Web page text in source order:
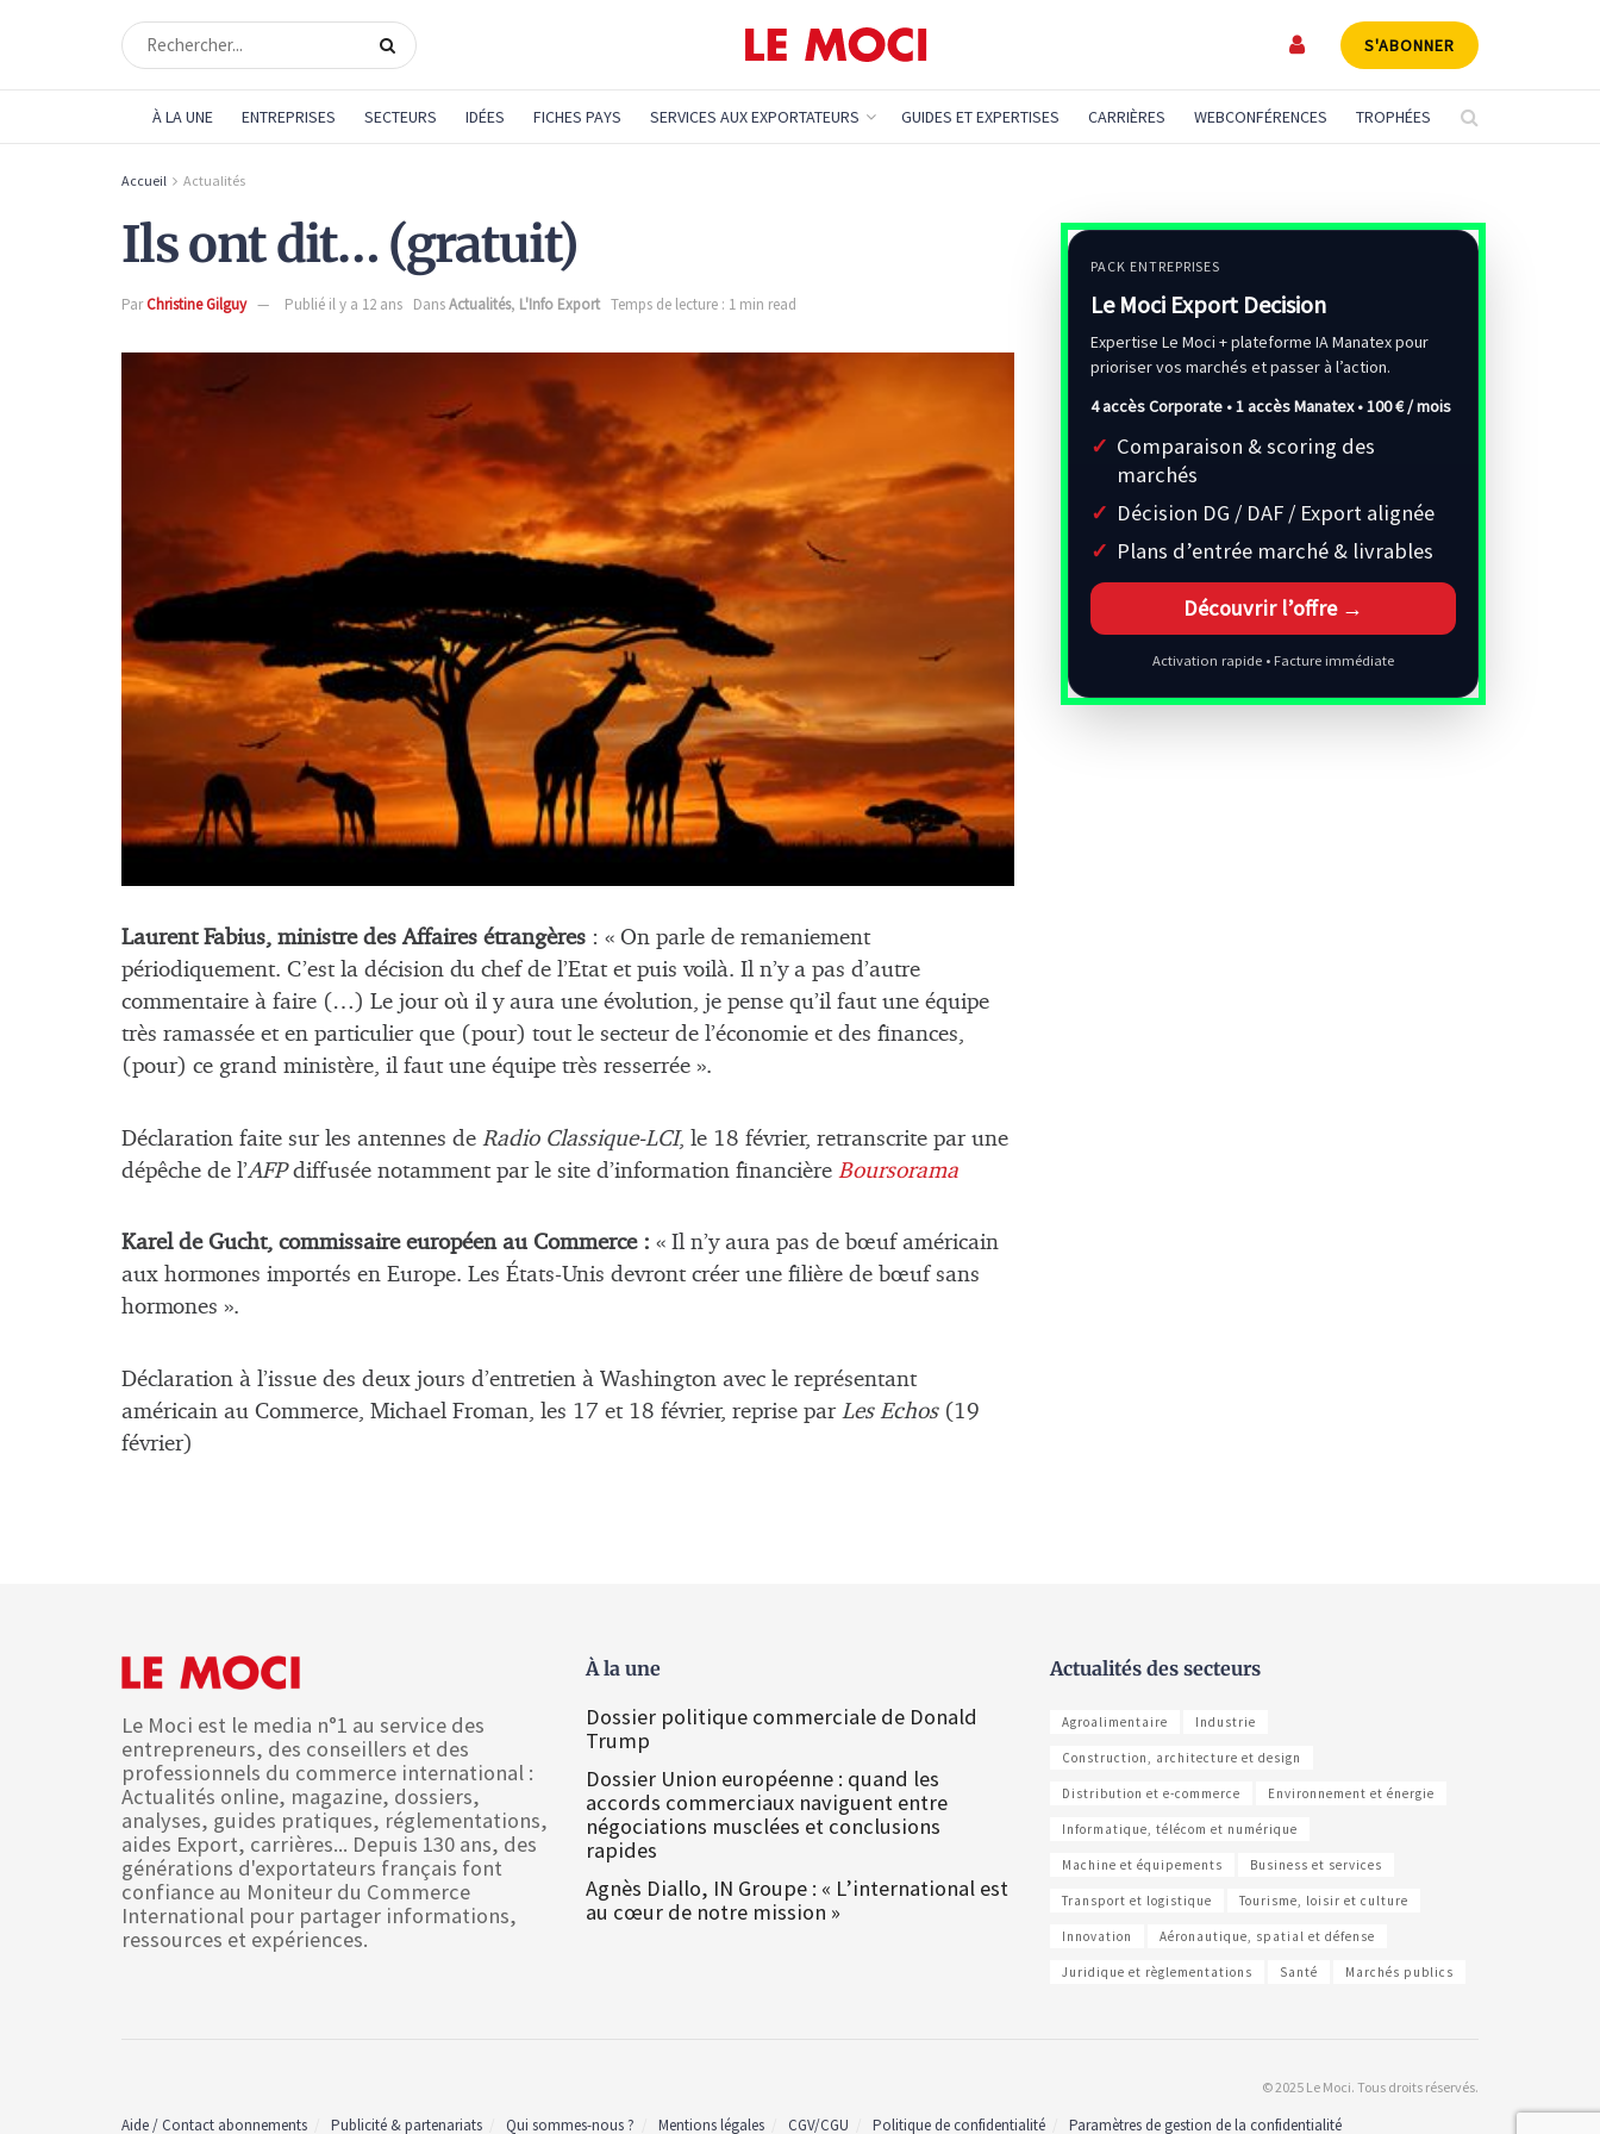
S'ABONNER
À LA UNE ENTREPRISES SECTEURS IDÉES FICHES PAYS SERVICES AUX EXPORTATEURS GUIDES ET EXPERTISES CARRIÈRES WEBCONFÉRENCES TROPHÉES
Accueil Actualités
Ils ont dit… (gratuit)
ParChristine Gilguy Publié il y a 12 ans DansActualités, L'Info Export Temps de lecture : 1 min read
Laurent Fabius, ministre des Affaires étrangères : « On parle de remaniement
périodiquement. C’est la décision du chef de l’Etat et puis voilà. Il n’y a pas d’autre
commentaire à faire (…) Le jour où il y aura une évolution, je pense qu’il faut une équipe
très ramassée et en particulier que (pour) tout le secteur de l’économie et des finances,
(pour) ce grand ministère, il faut une équipe très resserrée ».
Déclaration faite sur les antennes de Radio Classique-LCI, le 18 février, retranscrite par une
dépêche de l’AFPdiffusée notamment par le site d’information financière Boursorama
Karel de Gucht, commissaire européen au Commerce : « Il n’y aura pas de bœuf américain
aux hormones importés en Europe. Les États-Unis devront créer une filière de bœuf sans
hormones ».
Déclaration à l’issue des deux jours d’entretien à Washington avec le représentant
américain au Commerce, Michael Froman, les 17 et 18 février, reprise par Les Echos(19
février)
PACK ENTREPRISES
Le Moci Export Decision
Expertise Le Moci + plateforme IA Manatex pour
prioriser vos marchés et passer à l’action.
4 accès Corporate • 1 accès Manatex •100 € / mois
Comparaison & scoring des
marchés
Décision DG / DAF / Export alignée
Plans d’entrée marché & livrables
Découvrir l’offre →
Activation rapide • Facture immédiate
Le Moci est le media n°1 au service des
entrepreneurs, des conseillers et des
professionnels du commerce international :
Actualités online, magazine, dossiers,
analyses, guides pratiques, réglementations,
aides Export, carrières... Depuis 130 ans, des
générations d'exportateurs français font
confiance au Moniteur du Commerce
International pour partager informations,
ressources et expériences.
À la une
Dossier politique commerciale de Donald
Trump
Dossier Union européenne : quand les
accords commerciaux naviguent entre
négociations musclées et conclusions
rapides
Agnès Diallo, IN Groupe : « L’international est
au cœur de notre mission »
Actualités des secteurs
Agroalimentaire Industrie
Construction, architecture et design
Distribution et e-commerce Environnement et énergie
Informatique, télécom et numérique
Machine et équipements Business et services
Transport et logistique Tourisme, loisir et culture
Innovation Aéronautique, spatial et défense
Juridique et règlementations Santé Marchés publics
© 2025 Le Moci. Tous droits réservés.
Aide / Contact abonnements Publicité & partenariats Qui sommes-nous ? Mentions légales CGV/CGU Politique de confidentialité Paramètres de gestion de la confidentialité